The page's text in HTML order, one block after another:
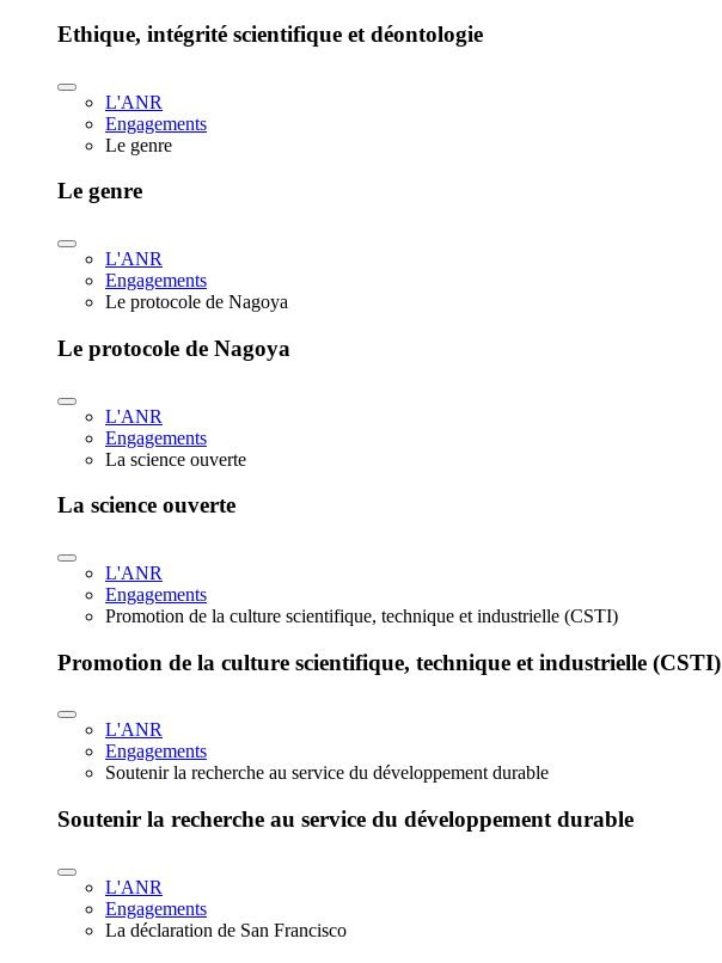
Ethique, intégrité scientifique et déontologie
L'ANR
Engagements
Le genre
Le genre
L'ANR
Engagements
Le protocole de Nagoya
Le protocole de Nagoya
L'ANR
Engagements
La science ouverte
La science ouverte
L'ANR
Engagements
Promotion de la culture scientifique, technique et industrielle (CSTI)
Promotion de la culture scientifique, technique et industrielle (CSTI)
L'ANR
Engagements
Soutenir la recherche au service du développement durable
Soutenir la recherche au service du développement durable
L'ANR
Engagements
La déclaration de San Francisco